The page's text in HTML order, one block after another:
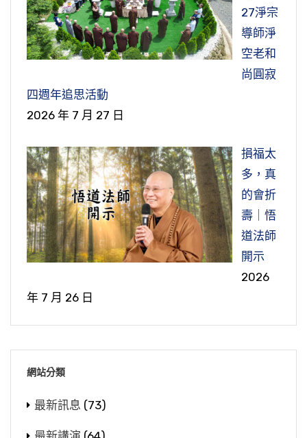
27淨宗
導師淨
空老和
尚圓寂
四週年追思活動
2026 年 7 月 27 日
損福太
多，真
的會折
壽｜悟
道法師
開示
2026
年 7 月 26 日
網站分類
最新訊息 (73)